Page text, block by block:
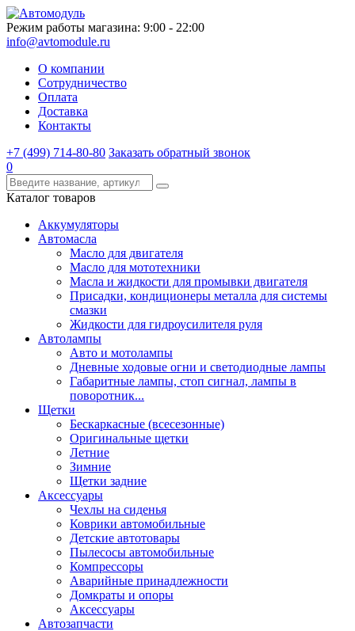
Режим работы магазина: 9:00 - 22:00
info@avtomodule.ru
О компании
Сотрудничество
Оплата
Доставка
Контакты
+7 (499) 714-80-80 Заказать обратный звонок
0
Каталог товаров
Аккумуляторы
Автомасла
Масло для двигателя
Масло для мототехники
Масла и жидкости для промывки двигателя
Присадки, кондиционеры металла для системы
смазки
Жидкости для гидроусилителя руля
Автолампы
Авто и мотолампы
Дневные ходовые огни и светодиодные лампы
Габаритные лампы, стоп сигнал, лампы в
поворотник...
Щетки
Бескаркасные (всесезонные)
Оригинальные щетки
Летние
Зимние
Щетки задние
Аксессуары
Чехлы на сиденья
Коврики автомобильные
Детские автотовары
Пылесосы автомобильные
Компрессоры
Аварийные принадлежности
Домкраты и опоры
Аксессуары
Автозапчасти